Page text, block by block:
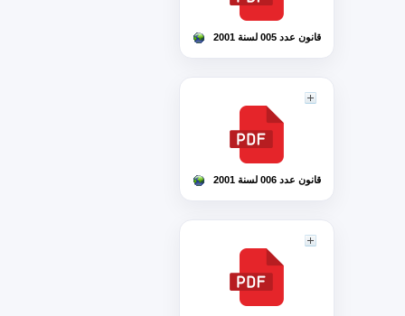
قانون عدد 005 لسنة 2001
قانون عدد 006 لسنة 2001